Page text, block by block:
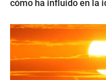
cómo ha influido en la